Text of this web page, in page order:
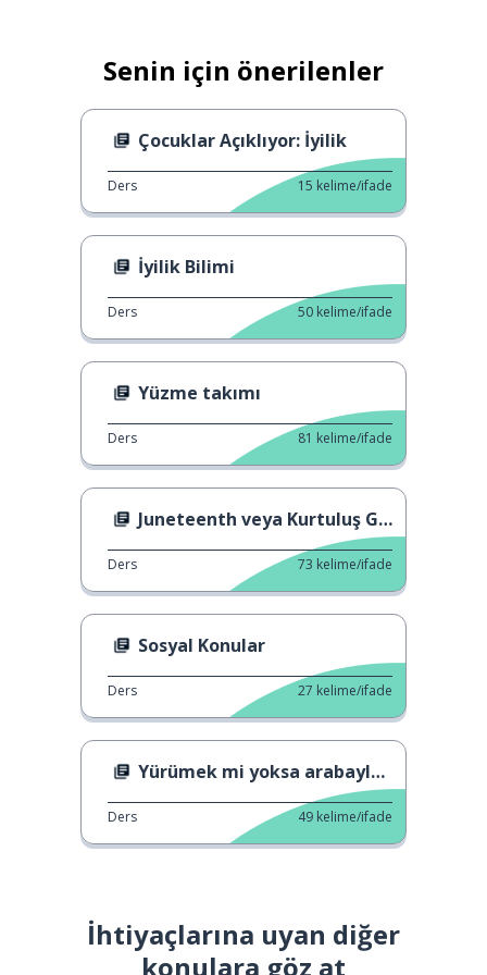
Senin için önerilenler
Çocuklar Açıklıyor: İyilik
Ders 15 kelime/ifade
İyilik Bilimi
Ders 50 kelime/ifade
Yüzme takımı
Ders 81 kelime/ifade
Juneteenth veya Kurtuluş Günü
Ders 73 kelime/ifade
Sosyal Konular
Ders 27 kelime/ifade
Yürümek mi yoksa arabayla gitmek mi
Ders 49 kelime/ifade
İhtiyaçlarına uyan diğer
konulara göz at